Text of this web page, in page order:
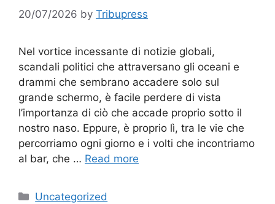
20/07/2026 by Tribupress
Nel vortice incessante di notizie globali,
scandali politici che attraversano gli oceani e
drammi che sembrano accadere solo sul
grande schermo, è facile perdere di vista
l’importanza di ciò che accade proprio sotto il
nostro naso. Eppure, è proprio lì, tra le vie che
percorriamo ogni giorno e i volti che incontriamo
al bar, che … Read more
Categories
Uncategorized